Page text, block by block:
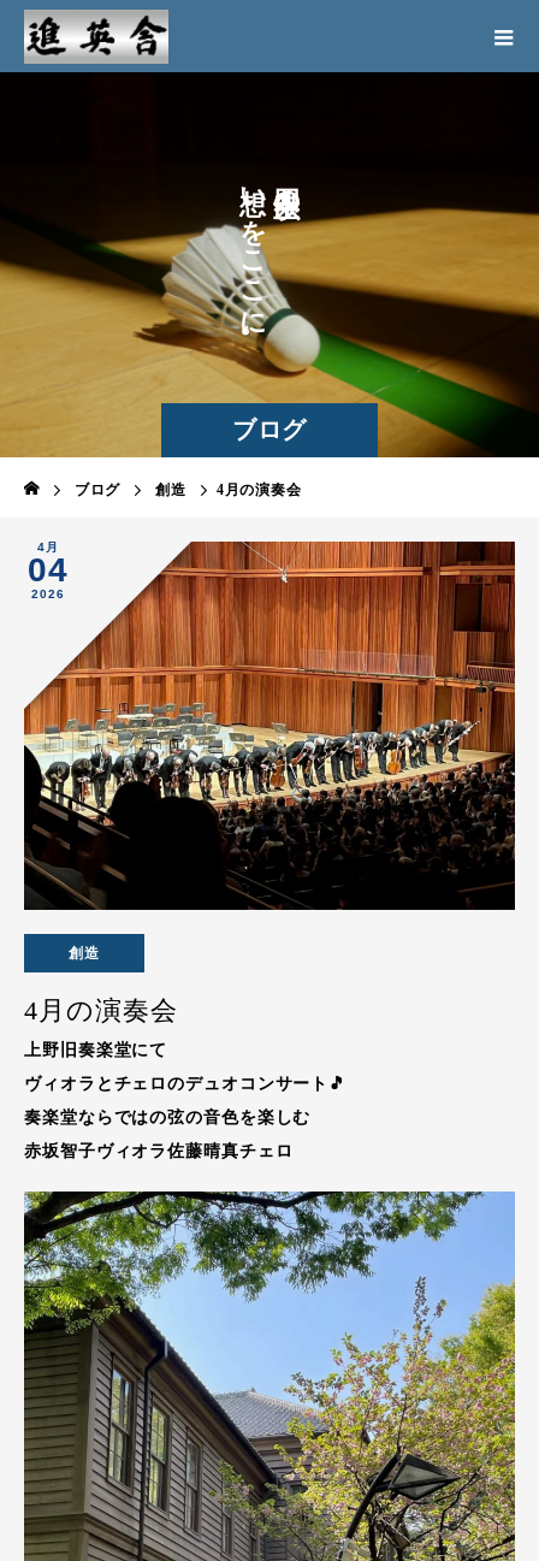
ブログ
の
い
を
こ
こ
に
。
ブログ 創造 4月の演奏会
4月
04
2026
創造
4月の演奏会
上野旧奏楽堂にて
ヴィオラとチェロのデュオコンサート🎵
奏楽堂ならではの弦の音色を楽しむ
赤坂智子ヴィオラ佐藤晴真チェロ